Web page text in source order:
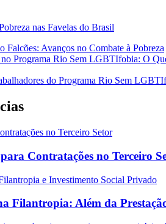
Falcões: Avanços no Combate à Pobreza
Programa Rio Sem LGBTIfobia: O
Contratações no Terceiro
Filantropia: Além da